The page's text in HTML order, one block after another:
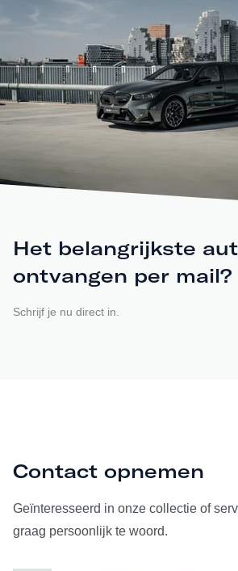
Het belangrijkste
ontvangen per mail?
Schrijf je nu direct in.
Contact opnemen
Geïnteresseerd in onze collectie of
graag persoonlijk te woord.